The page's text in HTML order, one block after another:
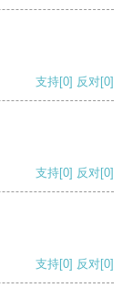
支持[0] 反对[0]
支持[0] 反对[0]
支持[0] 反对[0]